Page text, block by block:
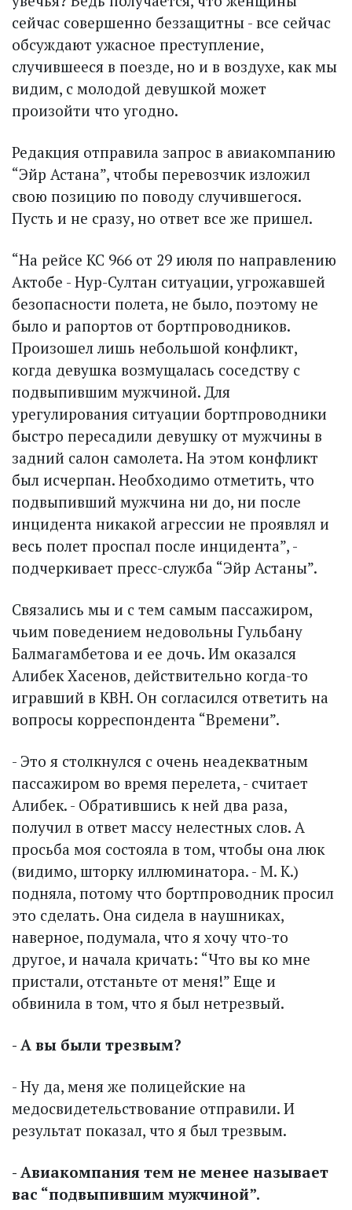
сейчас совершенно беззащитны - все сейчас
обсуждают ужасное преступление,
случившееся в поезде, но и в воздухе, как мы
видим, с молодой девушкой может
произойти что угодно.
Редакция отправила запрос в авиакомпанию
“Эйр Астана”, чтобы перевозчик изложил
свою позицию по поводу случившегося.
Пусть и не сразу, но ответ все же пришел.
“На рейсе КС 966 от 29 июля по направлению
Актобе - Нур-Султан ситуации, угрожавшей
безопасности полета, не было, поэтому не
было и рапортов от бортпроводников.
Произошел лишь небольшой конфликт,
когда девушка возмущалась соседству с
подвыпившим мужчиной. Для
урегулирования ситуации бортпроводники
быстро пересадили девушку от мужчины в
задний салон самолета. На этом конфликт
был исчерпан. Необходимо отметить, что
подвыпивший мужчина ни до, ни после
инцидента никакой агрессии не проявлял и
весь полет проспал после инцидента”, -
подчеркивает пресс-служба “Эйр Астаны”.
Связались мы и с тем самым пассажиром,
чьим поведением недовольны Гульбану
Балмагамбетова и ее дочь. Им оказался
Алибек Хасенов, действительно когда-то
игравший в КВН. Он согласился ответить на
вопросы корреспондента “Времени”.
- Это я столкнулся с очень неадекватным
пассажиром во время перелета, - считает
Алибек. - Обратившись к ней два раза,
получил в ответ массу нелестных слов. А
просьба моя состояла в том, чтобы она люк
(видимо, шторку иллюминатора. - М. К.)
подняла, потому что бортпроводник просил
это сделать. Она сидела в наушниках,
наверное, по­думала, что я хочу что-то
другое, и начала кричать: “Что вы ко мне
пристали, отстаньте от меня!” Еще и
обвинила в том, что я был нетрезвый.
- А вы были трезвым?
- Ну да, меня же полицейские на
медосвидетельствование отправили. И
результат показал, что я был трезвым.
- Авиакомпания тем не менее называет
вас “подвыпившим мужчиной”.